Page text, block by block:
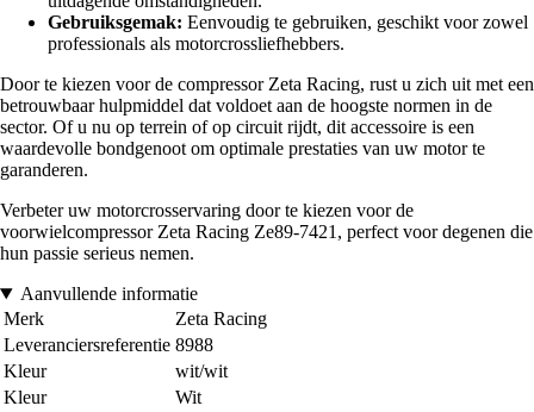
Gebruiksgemak: Eenvoudig te gebruiken, geschikt voor zowel
professionals als motorcrossliefhebbers.
Door te kiezen voor de compressor Zeta Racing, rust u zich uit met een
betrouwbaar hulpmiddel dat voldoet aan de hoogste normen in de
sector. Of u nu op terrein of op circuit rijdt, dit accessoire is een
waardevolle bondgenoot om optimale prestaties van uw motor te
garanderen.
Verbeter uw motorcrosservaring door te kiezen voor de
voorwielcompressor Zeta Racing Ze89-7421, perfect voor degenen die
hun passie serieus nemen.
Aanvullende informatie
Merk
Zeta Racing
Leveranciersreferentie 8988
Kleur
wit/wit
Kleur
Wit